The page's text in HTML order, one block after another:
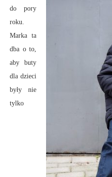
do pory
roku.
Marka ta
dba o to,
aby buty
dla dzieci
były nie
tylko